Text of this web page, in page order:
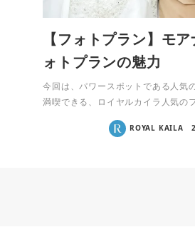
【フォトプラン】モ
ォトプランの魅力
今回は、パワースポットである人気
満喫できる、ロイヤルカイラ人気の
ROYAL KAILA